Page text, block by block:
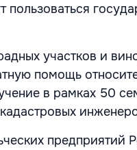
пользоваться
участков и
помощь
в рамках 50
предприятий